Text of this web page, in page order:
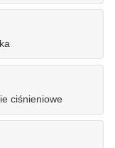
ciśnieniowe